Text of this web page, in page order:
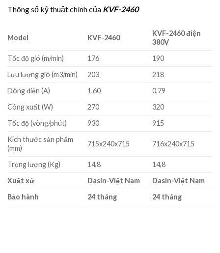
Thông số kỹ thuật chính của KVF-2460
Model KVF-2460
KVF-2460 điện
380V
Tốc độ gió (m/min)
176
190
Lưu lượng gió (m3/min)
203
218
Dòng điện (A)
1,60
0,79
Công xuất (W)
270
320
Tốc độ (vòng/phút)
930
915
Kích thước sản phẩm
(mm)
715x240x715 716x240x715
Trọng lượng (Kg) 14,8
14,8
Xuất xứ
Dasin-Việt Nam
Dasin-Việt Nam
Bảo hành
24 tháng 24 tháng